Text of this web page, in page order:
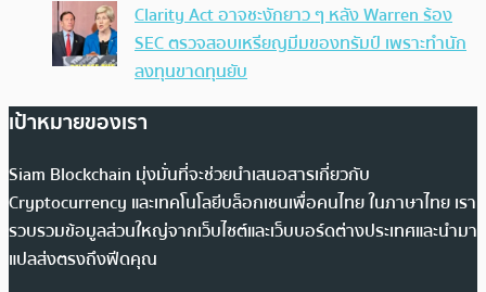
Clarity Act อาจชะงักยาว ๆ หลัง Warren ร้อง
SEC ตรวจสอบเหรียญมีมของทรัมป์ เพราะทำนัก
ลงทุนขาดทุนยับ
เป้าหมายของเรา
Siam Blockchain มุ่งมั่นที่จะช่วยนำเสนอสารเกี่ยวกับ
Cryptocurrency และเทคโนโลยีบล็อกเชนเพื่อคนไทย ในภาษาไทย เรา
รวบรวมข้อมูลส่วนใหญ่จากเว็บไซต์และเว็บบอร์ดต่างประเทศและนำมา
แปลส่งตรงถึงฟีดคุณ